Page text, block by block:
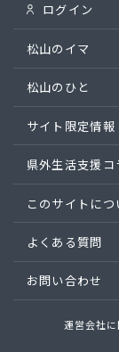
ログイン
松山のイマ
松山のひと
サイト限定情報
県外生活支援コ
このサイトにつ
よくある質問
お問い合わせ
運営会社に